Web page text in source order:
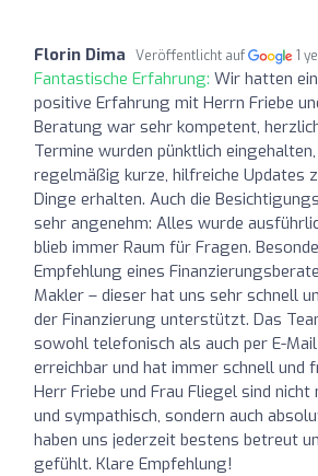
Florin Dima Veröffentlicht auf 1
Fantastische Erfahrung: Wir hatten
positive Erfahrung mit Herrn Friebe
Beratung war sehr kompetent,
Termine wurden pünktlich
regelmäßig kurze, hilfreiche Updates
Dinge erhalten. Auch die
sehr angenehm: Alles wurde
blieb immer Raum für Fragen.
Empfehlung eines
Makler – dieser hat uns sehr schnell
der Finanzierung unterstützt. Das
sowohl telefonisch als auch per E-
erreichbar und hat immer schnell und
Herr Friebe und Frau Fliegel sind
und sympathisch, sondern auch
haben uns jederzeit bestens betreut
gefühlt. Klare Empfehlung!